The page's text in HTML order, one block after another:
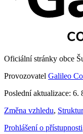
Oficiální stránky obce
Provozovatel Galileo
Poslední aktualizace: 6.
Změna vzhledu,
Prohlášení o přístupnosti